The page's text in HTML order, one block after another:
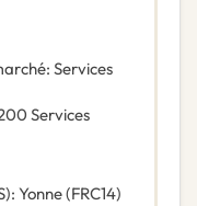
: Services
Services
: Yonne(FRC14)